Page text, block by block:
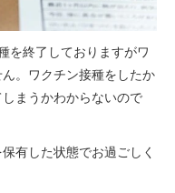
を終了しておりますがワ
。ワクチン接種をしたか
まうかわからないので
有した状態でお過ごしく